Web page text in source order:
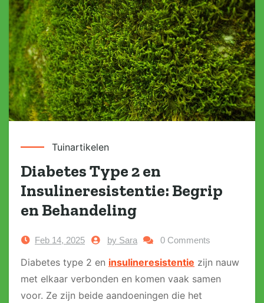
Tuinartikelen
Diabetes Type 2 en
Insulineresistentie: Begrip
en Behandeling
Feb 14, 2025 by Sara 0 Comments
Diabetes type 2 en insulineresistentie zijn nauw
met elkaar verbonden en komen vaak samen
voor. Ze zijn beide aandoeningen die het